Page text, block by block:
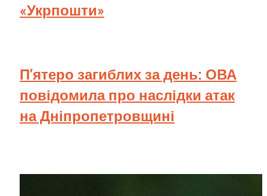
«Укрпошти»
П’ятеро загиблих за день: ОВА
повідомила про наслідки атак
на Дніпропетровщині